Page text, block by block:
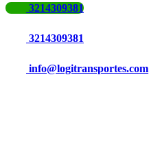
3214309381
3214309381
info@logitransportes.com